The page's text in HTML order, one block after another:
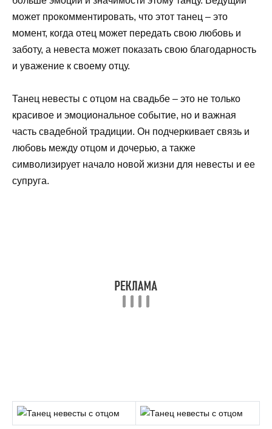
может прокомментировать, что этот танец – это
момент, когда отец может передать свою любовь и
заботу, а невеста может показать свою благодарность
и уважение к своему отцу.
Танец невесты с отцом на свадьбе – это не только
красивое и эмоциональное событие, но и важная
часть свадебной традиции. Он подчеркивает связь и
любовь между отцом и дочерью, а также
символизирует начало новой жизни для невесты и ее
супруга.